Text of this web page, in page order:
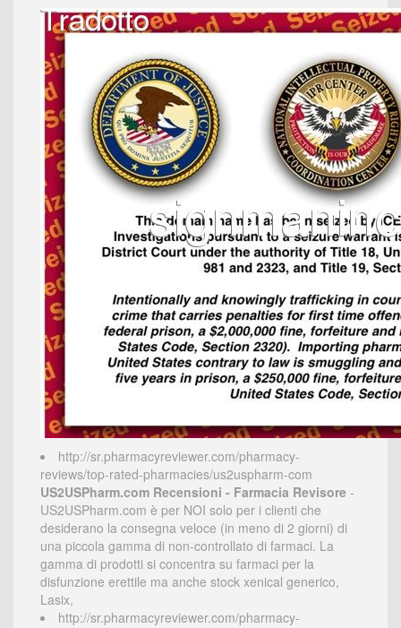
http://sr.pharmacyreviewer.com/pharmacy-
reviews/top-rated-pharmacies/us2uspharm-com
US2USPharm.com Recensioni - Farmacia Revisore -
US2USPharm.com è per NOI solo per i clienti che
desiderano la consegna veloce (in meno di 2 giorni) di
una piccola gamma di non-controllato di farmaci. La
gamma di prodotti si concentra su farmaci per la
disfunzione erettile ma anche stock xenical generico,
Lasix,
http://sr.pharmacyreviewer.com/pharmacy-